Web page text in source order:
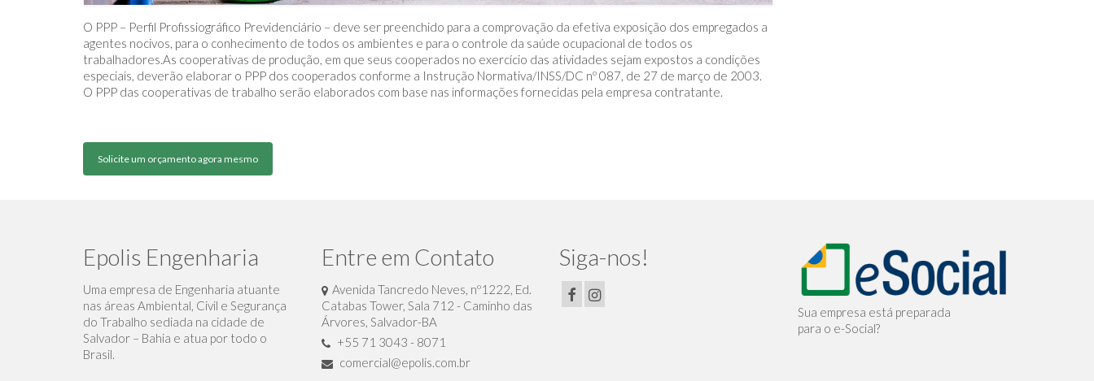
O PPP – Perfil Profissiográfico Previdenciário – deve ser preenchido para a comprovação da efetiva exposição dos empregados a
agentes nocivos, para o conhecimento de todos os ambientes e para o controle da saúde ocupacional de todos os
trabalhadores.As cooperativas de produção, em que seus cooperados no exercício das atividades sejam expostos a condições
especiais, deverão elaborar o PPP dos cooperados conforme a Instrução Normativa/INSS/DC nº 087, de 27 de março de 2003.
O PPP das cooperativas de trabalho serão elaborados com base nas informações fornecidas pela empresa contratante.
Solicite um orçamento agora mesmo
Epolis Engenharia
Uma empresa de Engenharia atuante
nas áreas Ambiental, Civil e Segurança
do Trabalho sediada na cidade de
Salvador – Bahia e atua por todo o
Brasil.
Entre em Contato
Avenida Tancredo Neves, nº1222, Ed.
Catabas Tower, Sala 712 - Caminho das
Árvores, Salvador-BA
+55 71 3043 - 8071
comercial@epolis.com.br
Siga-nos!
Sua empresa está preparada
para o e-Social?